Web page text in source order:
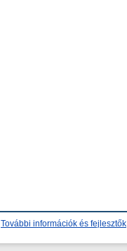
További információk és fejlesztők